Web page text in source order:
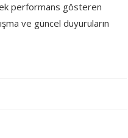
performans gösteren
ve güncel duyuruların